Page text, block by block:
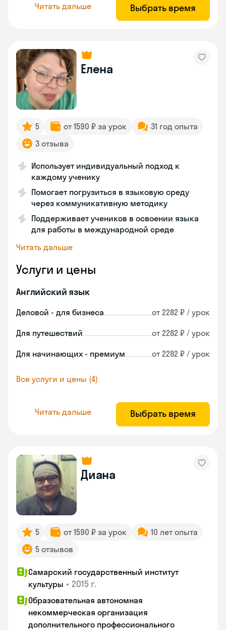
Читать дальше Выбрать время
Елена
5 от 1590 ₽ за урок
31 год опыта
3 отзыва
Использует индивидуальный подход к
каждому ученику
Помогает погрузиться в языковую среду
через коммуникативную методику
Поддерживает учеников в освоении языка
для работы в международной среде
Читать дальше
Услуги и цены
Английский язык
Деловой - для бизнеса от 2282 ₽ / урок
Для путешествий от 2282 ₽ / урок
Для начинающих - премиум от 2282 ₽ / урок
Все услуги и цены (4)
Читать дальше Выбрать время
Диана
5 от 1590 ₽ за урок
10 лет опыта
5 отзывов
Самарский государственный институт
культуры • 2015 г.
Образовательная автономная
некоммерческая организация
дополнительного профессионального